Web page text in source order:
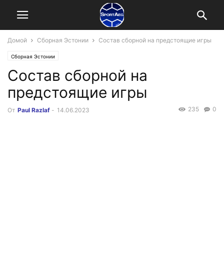
Домой Сборная Эстонии Состав сборной на предстоящие игры
Сборная Эстонии
Состав сборной на
предстоящие игры
От Paul Razlaf - 14.06.2023 0
235